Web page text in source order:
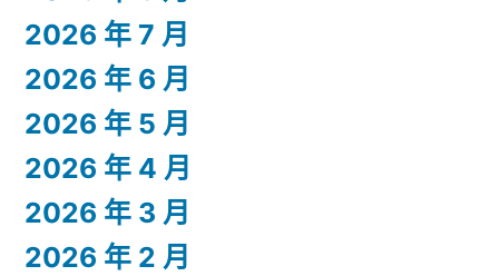
2026 年 7 月
2026 年 6 月
2026 年 5 月
2026 年 4 月
2026 年 3 月
2026 年 2 月